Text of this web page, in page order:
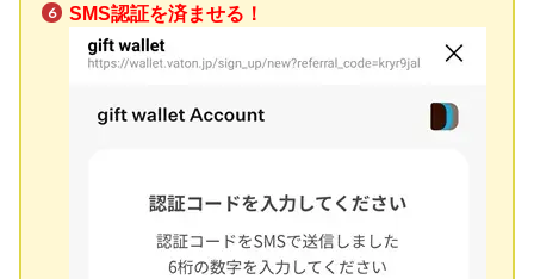
SMS認証を済ませる！